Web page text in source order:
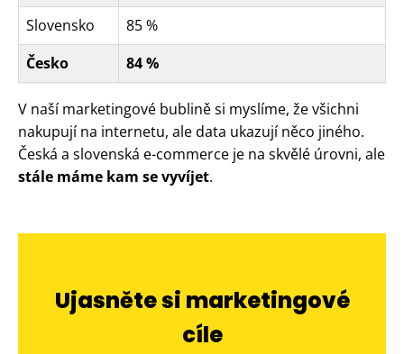
Slovensko
85 %
Česko
84 %
V naší marketingové bublině si myslíme, že všichni
nakupují na internetu, ale data ukazují něco jiného.
Česká a slovenská e-commerce je na skvělé úrovni, ale
stále máme kam se vyvíjet.
Ujasněte si marketingové
cíle